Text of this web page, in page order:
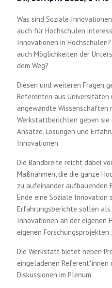
Was sind Soziale
auch für Hochschulen
Innovationen in
auch Möglichkeiten der
dem Weg?
Diesen und weiteren Fragen
Referenten aus Universitäten
angewandte Wissenschaften
Werkstattberichten geben
Ansätze, Lösungen und
Innovationen.
Die Bandbreite reicht dabei
Maßnahmen, die die ganze
zu aufeinander aufbauenden
Ende eine Soziale Innovation
Erfahrungsberichte sollen
Innovationen an der eigenen
eigenen
Die Werkstatt bietet neben
eingeladenen
Diskussionen im Plenum.